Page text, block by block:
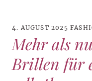
4. AUGUST 2025
Mehr als
Brillen für